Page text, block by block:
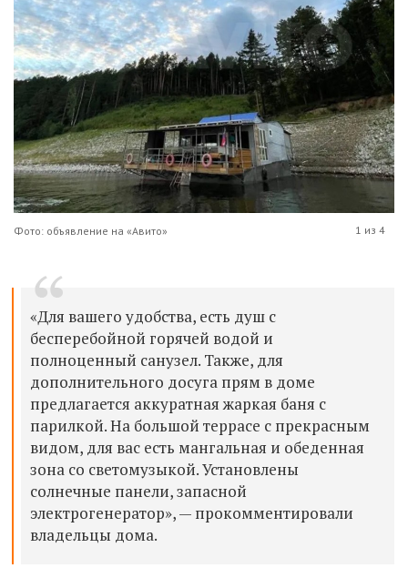
Фото: объявление на «Авито» 1 из 4
«Для вашего удобства, есть душ с
бесперебойной горячей водой и
полноценный санузел. Также, для
дополнительного досуга прям в доме
предлагается аккуратная жаркая баня с
парилкой. На большой террасе с прекрасным
видом, для вас есть мангальная и обеденная
зона со светомузыкой. Установлены
солнечные панели, запасной
электрогенератор», — прокомментировали
владельцы дома.